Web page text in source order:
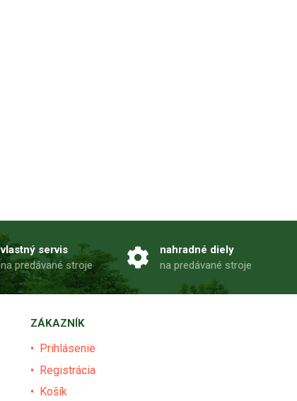
vlastný servis
na predávané stroje
nahradné diely
na predávané stroje
ZÁKAZNÍK
Prihlásenie
Registrácia
Košík